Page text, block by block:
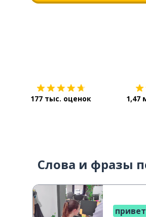
177 тыс. оценок 1,47
Слова и фразы
привет